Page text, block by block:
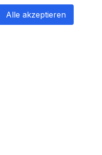
Alle akzeptieren